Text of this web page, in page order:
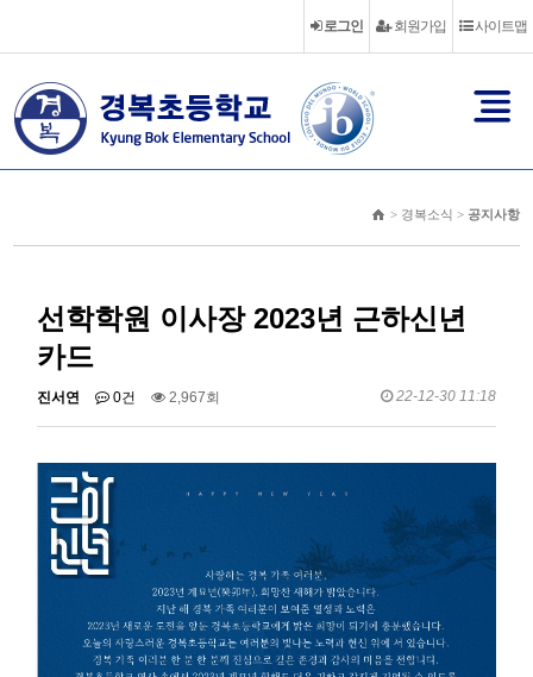
사이트맵
회원가입
로그인
> 경복소식 > 공지사항
선학학원 이사장 2023년 근하신년
카드
진서연 0건 2,967회 22-12-30 11:18